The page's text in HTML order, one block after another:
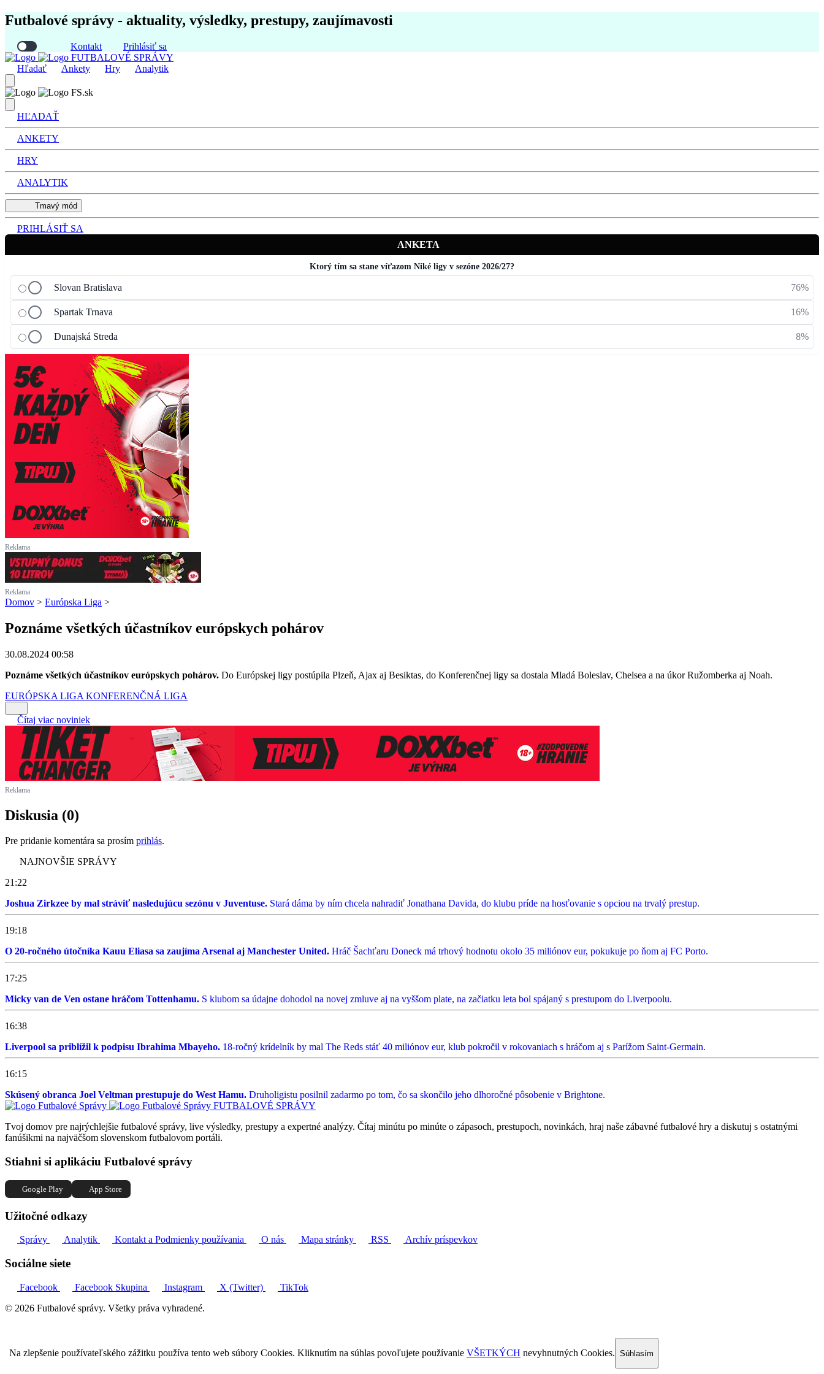
Futbalové správy - aktuality, výsledky, prestupy, zaujímavosti
Kontakt
Prihlásiť sa
FUTBALOVÉ SPRÁVY
Hľadať
Ankety Hry Analytik
FS.sk
HĽADAŤ
ANKETY
HRY
ANALYTIK
Tmavý mód
PRIHLÁSIŤ SA
ANKETA
Ktorý tím sa stane víťazom Niké ligy v sezóne 2026/27?
Slovan Bratislava 76%
Spartak Trnava 16%
Dunajská Streda 8%
Reklama
Reklama
Domov > Európska Liga >
Poznáme všetkých účastníkov európskych pohárov
30.08.2024 00:58
Poznáme všetkých účastníkov európskych pohárov. Do Európskej ligy postúpila Plzeň, Ajax aj Besiktas, do Konferenčnej ligy sa dostala Mladá Boleslav, Chelsea a na úkor Ružomberka aj Noah.
EURÓPSKA LIGA KONFERENČNÁ LIGA
Čítaj viac noviniek
Reklama
Diskusia (0)
Pre pridanie komentára sa prosím prihlás.
NAJNOVŠIE SPRÁVY
21:22
Joshua Zirkzee by mal stráviť nasledujúcu sezónu v Juventuse. Stará dáma by ním chcela nahradiť Jonathana Davida, do klubu príde na hosťovanie s opciou na trvalý prestup.
19:18
O 20-ročného útočníka Kauu Eliasa sa zaujíma Arsenal aj Manchester United. Hráč Šachťaru Doneck má trhový hodnotu okolo 35 miliónov eur, pokukuje po ňom aj FC Porto.
17:25
Micky van de Ven ostane hráčom Tottenhamu. S klubom sa údajne dohodol na novej zmluve aj na vyššom plate, na začiatku leta bol spájaný s prestupom do Liverpoolu.
16:38
Liverpool sa priblížil k podpisu Ibrahima Mbayeho. 18-ročný krídelník by mal The Reds stáť 40 miliónov eur, klub pokročil v rokovaniach s hráčom aj s Parížom Saint-Germain.
16:15
Skúsený obranca Joel Veltman prestupuje do West Hamu. Druholigistu posilnil zadarmo po tom, čo sa skončilo jeho dlhoročné pôsobenie v Brightone.
FUTBALOVÉ SPRÁVY
Tvoj domov pre najrýchlejšie futbalové správy, live výsledky, prestupy a expertné analýzy. Čítaj minútu po minúte o zápasoch, prestupoch, novinkách, hraj naše zábavné futbalové hry a diskutuj s ostatnými
fanúšikmi na najväčšom slovenskom futbalovom portáli.
Stiahni si aplikáciu Futbalové správy
Google Play App Store
Užitočné odkazy
Správy Analytik Kontakt a Podmienky používania O nás Mapa stránky RSS Archív príspevkov
Sociálne siete
Facebook Facebook Skupina Instagram X (Twitter)
TikTok
© 2026 Futbalové správy. Všetky práva vyhradené.
Na zlepšenie používateľského zážitku používa tento web súbory Cookies. Kliknutím na súhlas povoľujete používanie VŠETKÝCH nevyhnutných Cookies. Súhlasím